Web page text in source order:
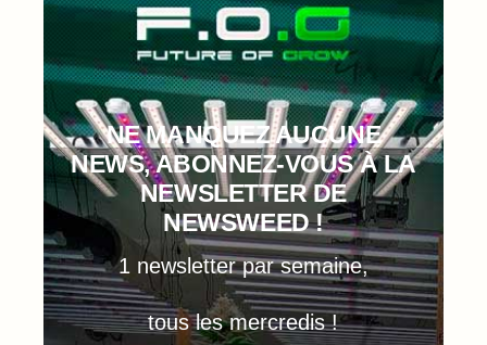
NE MANQUEZ AUCUNE
NEWS, ABONNEZ-VOUS À LA
NEWSLETTER DE
NEWSWEED !
1 newsletter par semaine,
tous les mercredis !